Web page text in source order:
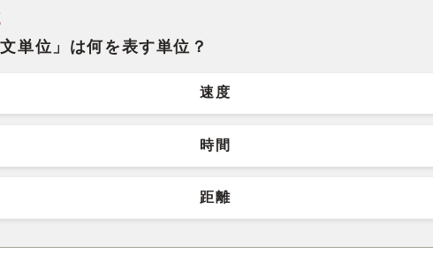
文単位」は何を表す単位？
速度
時間
距離